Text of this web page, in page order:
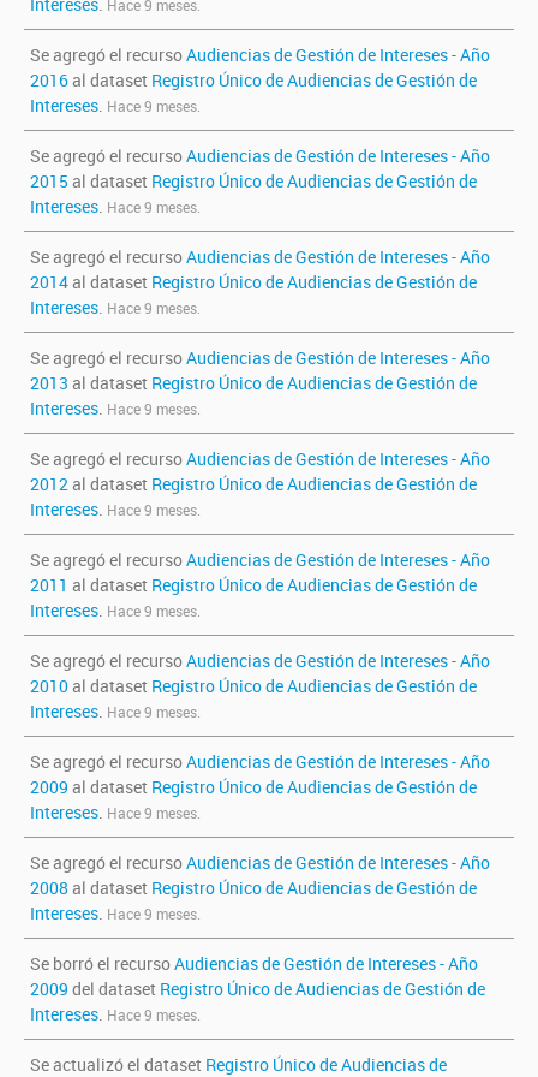
Hace 9 meses.
Se agregó el recursoAudiencias de Gestión de Intereses - Año
2016al dataset Registro Único de Audiencias de Gestión de
Intereses. Hace 9 meses.
Se agregó el recursoAudiencias de Gestión de Intereses - Año
2015 al dataset Registro Único de Audiencias de Gestión de
Intereses. Hace 9 meses.
Se agregó el recursoAudiencias de Gestión de Intereses - Año
2014al dataset Registro Único de Audiencias de Gestión de
Intereses. Hace 9 meses.
Se agregó el recursoAudiencias de Gestión de Intereses - Año
2013 al dataset Registro Único de Audiencias de Gestión de
Intereses. Hace 9 meses.
Se agregó el recursoAudiencias de Gestión de Intereses - Año
2012al dataset Registro Único de Audiencias de Gestión de
Intereses. Hace 9 meses.
Se agregó el recursoAudiencias de Gestión de Intereses - Año
2011 al dataset Registro Único de Audiencias de Gestión de
Intereses. Hace 9 meses.
Se agregó el recursoAudiencias de Gestión de Intereses - Año
2010al dataset Registro Único de Audiencias de Gestión de
Intereses. Hace 9 meses.
Se agregó el recursoAudiencias de Gestión de Intereses - Año
2009 al dataset Registro Único de Audiencias de Gestión de
Intereses. Hace 9 meses.
Se agregó el recursoAudiencias de Gestión de Intereses - Año
2008 al dataset Registro Único de Audiencias de Gestión de
Intereses. Hace 9 meses.
Se borró el recursoAudiencias de Gestión de Intereses - Año
2009 del dataset Registro Único de Audiencias de Gestión de
Intereses. Hace 9 meses.
Se actualizó el dataset Registro Único de Audiencias de